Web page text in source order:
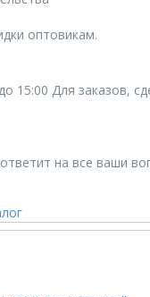
оптовикам.
15:00 Для заказов,
на все ваши